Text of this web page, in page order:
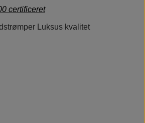
certificeret
Luksus kvalitet